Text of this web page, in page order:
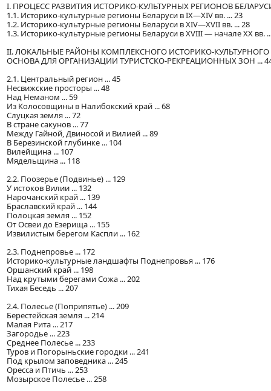
I. ПРОЦЕСС РАЗВИТИЯ ИСТОРИКО-КУЛЬТУРНЫХ РЕГИОНОВ
1.1. Историко-культурные регионы Беларуси в IX—XIV вв. ... 23
1.2. Историко-культурные регионы Беларуси в XIV—XVII вв. ... 28
1.3. Историко-культурные регионы Беларуси в XVIII — начале XX вв.
II. ЛОКАЛЬНЫЕ РАЙОНЫ КОМПЛЕКСНОГО ИСТОРИКО-КУЛЬТУРНОГО
ОСНОВА ДЛЯ ОРГАНИЗАЦИИ ТУРИСТСКО-РЕКРЕАЦИОННЫХ ЗОН ...
2.1. Центральный регион ... 45
Несвижские просторы ... 48
Над Неманом ... 59
Из Колосовщины в Налибокский край ... 68
Слуцкая земля ... 72
В стране сакунов ... 77
Между Гайной, Двиносой и Вилией ... 89
В Березинской глубинке ... 104
Вилейщина ... 107
Мядельщина ... 118
2.2. Поозерье (Подвинье) ... 129
У истоков Вилии ... 132
Нарочанский край ... 139
Браславский край ... 144
Полоцкая земля ... 152
От Освеи до Езерища ... 155
Извилистым берегом Каспли ... 162
2.3. Поднепровье ... 172
Историко-культурные ландшафты Поднепровья ... 176
Оршанский край ... 198
Над крутыми берегами Сожа ... 202
Тихая Беседь ... 207
2.4. Полесье (Поприпятье) ... 209
Берестейская земля ... 214
Малая Рита ... 217
Загородье ... 223
Среднее Полесье ... 233
Туров и Погорыньские городки ... 241
Под крылом заповедника ... 245
Оресса и Птичь ... 253
Мозырское Полесье ... 258